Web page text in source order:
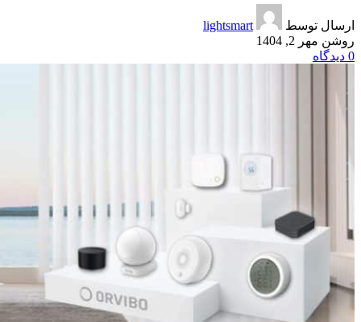
ارسال توسط
lightsmart
روشن مهر 2, 1404
0 دیدگاه